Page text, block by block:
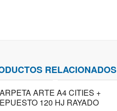
RELACIONADOS
ARTE A4 CITIES +
120 HJ RAYADO